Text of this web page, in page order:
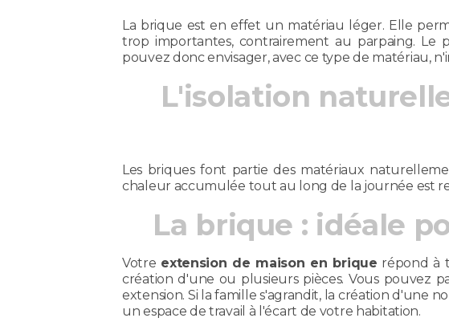
La brique est en effet un matériau léger. Elle
trop importantes, contrairement au parpaing. Le
pouvez donc envisager, avec ce type de matériau,
L'isolation
Les briques font partie des matériaux
chaleur accumulée tout au long de la journée est
La brique : idéale
Votre extension de maison en brique répond à
création d'une ou plusieurs pièces. Vous pouvez
extension. Si la famille s'agrandit, la création d'une
un espace de travail à l'écart de votre habitation.